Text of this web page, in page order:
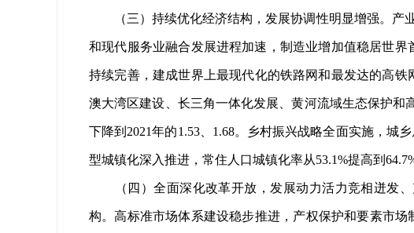
（三）持续优化经济结构，发展协调性明显增强。产业
和现代服务业融合发展进程加速，制造业增加值稳居世界
持续完善，建成世界上最现代化的铁路网和最发达的高
澳大湾区建设、长三角一体化发展、黄河流域生态保护和
下降到2021年的1.53、1.68。乡村振兴战略全面实施，城
型城镇化深入推进，常住人口城镇化率从53.1%提高到64.7%
（四）全面深化改革开放，发展动力活力竞相迸发、
构。高标准市场体系建设稳步推进，产权保护和要素市